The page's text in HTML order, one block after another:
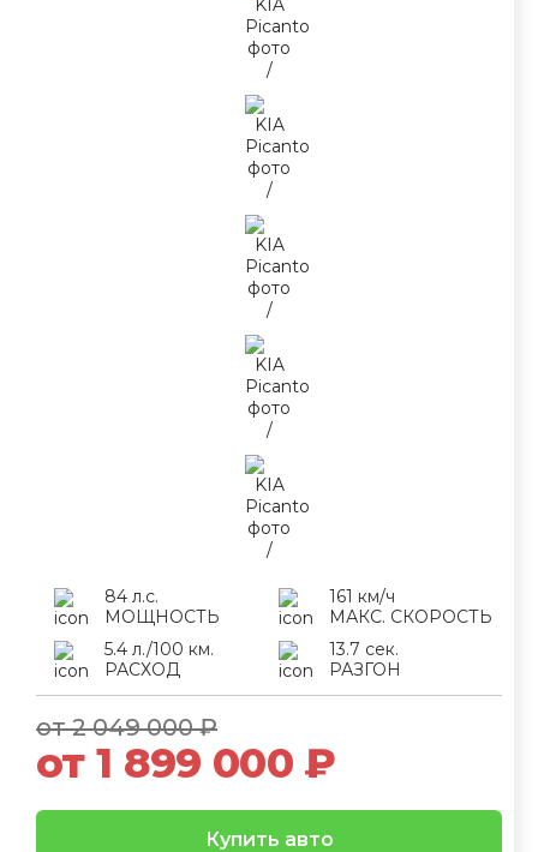
от 2 049 000 ₽
от 1 899 000 ₽
Купить авто
84 л.с.
МОЩНОСТЬ
161 км/ч
МАКС. СКОРОСТЬ
5.4 л./100 км.
РАСХОД
13.7 сек.
РАЗГОН